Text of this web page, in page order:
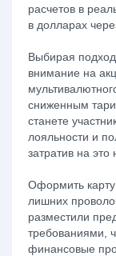
расчетов в
в долларах
Выбирая
внимание на
сниженным
станете
лояльности и
затратив на это
Оформить
лишних
разместили
требованиями,
финансовые